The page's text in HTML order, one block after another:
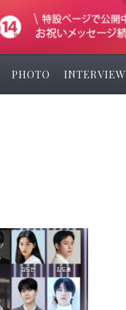
PHOTO INTERVIEW